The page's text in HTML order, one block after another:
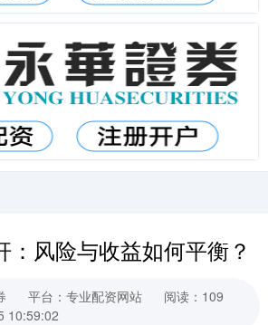
：风险与收益如何平衡？
平台：专业配资网站
阅读：109
10:59:02